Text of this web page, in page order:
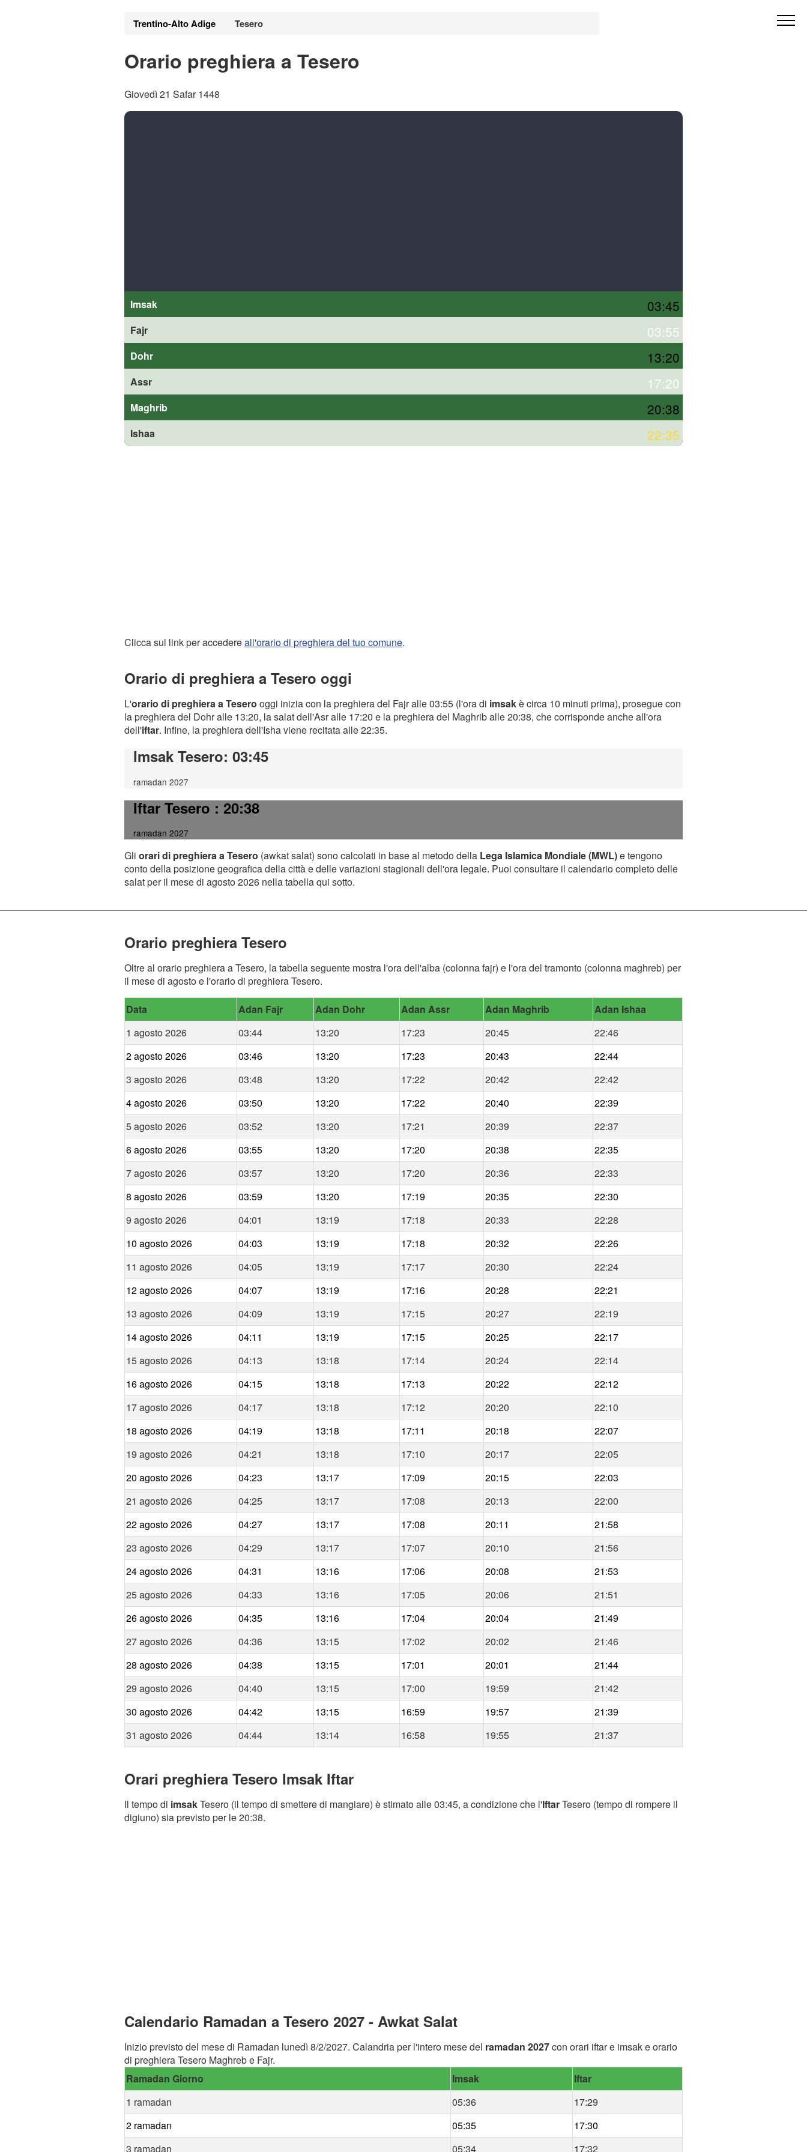
Trentino-Alto Adige Tesero
Orario preghiera a Tesero
Giovedì 21 Safar 1448
Imsak 03:45
Fajr 03:55
Dohr 13:20
Assr 17:20
Maghrib 20:38
Ishaa 22:35
Clicca sul link per accedereall'orario di preghiera del tuo comune.
Orario di preghiera a Tesero oggi
L'orario di preghiera a Tesero oggi inizia con la preghiera del Fajr alle 03:55 (l'ora di imsakè circa 10 minuti prima), prosegue con
la preghiera del Dohr alle 13:20, la salat dell'Asr alle 17:20 e la preghiera del Maghrib alle 20:38, che corrisponde anche all'ora
dell'iftar. Infine, la preghiera dell'Isha viene recitata alle 22:35.
Imsak Tesero: 03:45
ramadan 2027
Iftar Tesero: 20:38
ramadan 2027
Gli orari di preghiera a Tesero (awkat salat) sono calcolati in base al metodo della Lega Islamica Mondiale (MWL)e tengono
conto della posizione geografica della città e delle variazioni stagionali dell'ora legale. Puoi consultare il calendario completo delle
salat per il mese di agosto 2026 nella tabella qui sotto.
Orario preghiera Tesero
Oltre al orario preghiera a Tesero, la tabella seguente mostra l'ora dell'alba (colonna fajr) e l'ora del tramonto (colonna maghreb) per
il mese di agosto e l'orario di preghiera Tesero.
Data Adan Fajr Adan Dohr Adan Assr Adan Maghrib
Adan Ishaa
1 agosto 2026
03:44 13:20 17:23 20:45
22:46
2 agosto 2026
03:46 13:20 17:23 20:43
22:44
3 agosto 2026
03:48 13:20 17:22 20:42
22:42
4 agosto 2026
03:50 13:20 17:22 20:40
22:39
5 agosto 2026
03:52 13:20 17:21 20:39
22:37
6 agosto 2026
03:55 13:20 17:20 20:38
22:35
7 agosto 2026
03:57 13:20 17:20 20:36
22:33
8 agosto 2026
03:59 13:20 17:19 20:35
22:30
9 agosto 2026
04:01 13:19 17:18 20:33
22:28
10 agosto 2026
04:03 13:19 17:18 20:32
22:26
11 agosto 2026
04:05 13:19 17:17 20:30
22:24
12 agosto 2026
04:07 13:19 17:16 20:28
22:21
13 agosto 2026
04:09 13:19 17:15 20:27
22:19
14 agosto 2026
04:11 13:19 17:15 20:25
22:17
15 agosto 2026
04:13 13:18 17:14 20:24
22:14
16 agosto 2026
04:15 13:18 17:13 20:22
22:12
17 agosto 2026
04:17 13:18 17:12 20:20
22:10
18 agosto 2026
04:19 13:18 17:11 20:18
22:07
19 agosto 2026
04:21 13:18 17:10 20:17
22:05
20 agosto 2026
04:23 13:17 17:09 20:15
22:03
21 agosto 2026
04:25 13:17 17:08 20:13
22:00
22 agosto 2026
04:27 13:17 17:08 20:11
21:58
23 agosto 2026
04:29 13:17 17:07 20:10
21:56
24 agosto 2026
04:31 13:16 17:06 20:08
21:53
25 agosto 2026
04:33 13:16 17:05 20:06
21:51
26 agosto 2026
04:35 13:16 17:04 20:04
21:49
27 agosto 2026
04:36 13:15 17:02 20:02
21:46
28 agosto 2026
04:38 13:15 17:01 20:01
21:44
29 agosto 2026
04:40 13:15 17:00 19:59
21:42
30 agosto 2026
04:42 13:15 16:59 19:57
21:39
31 agosto 2026
04:44 13:14 16:58 19:55 21:37
Orari preghiera Tesero Imsak Iftar
Il tempo di imsakTesero (il tempo di smettere di mangiare) è stimato alle 03:45, a condizione che l'IftarTesero (tempo di rompere il
digiuno) sia previsto per le 20:38.
Calendario Ramadan a Tesero 2027 - Awkat Salat
Inizio previsto del mese di Ramadan lunedì 8/2/2027. Calandria per l'intero mese del ramadan 2027con orari iftar e imsak e orario
di preghiera Tesero Maghreb e Fajr.
Ramadan Giorno
Imsak
Iftar
1 ramadan
05:36
17:29
2 ramadan
05:35
17:30
3 ramadan
05:34 17:32